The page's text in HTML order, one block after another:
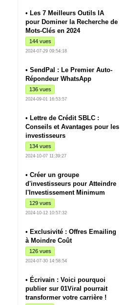
• Les 7 Meilleurs Outils IA
pour Dominer la Recherche de
Mots-Clés en 2024
144 vues
2024-07-29 09:54:18
• SendPal : Le Premier Auto-
Répondeur WhatsApp
136 vues
2024-09-01 16:53:57
• Lettre de Crédit SBLC :
Conseils et Avantages pour les
investisseurs
134 vues
2024-10-07 11:39:27
• Créer un groupe
d'investisseurs pour Atteindre
l'Investissement Minimum
129 vues
2024-10-12 10:57:32
• Exclusivité : Offres Emailing
à Moindre Coût
126 vues
2024-07-30 14:58:54
• Écrivain : Voici pourquoi
publier sur 01Viral pourrait
transformer votre carrière !